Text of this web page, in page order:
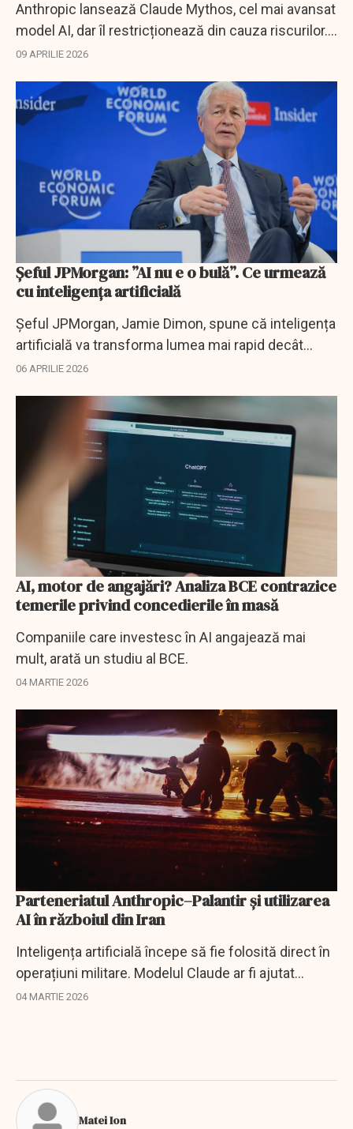
Anthropic lansează Claude Mythos, cel mai avansat
model AI, dar îl restricționează din cauza riscurilor.
Acces doar pentru giganți tech și securitate
09 APRILIE 2026
Șeful JPMorgan: ”AI nu e o bulă”. Ce urmează
cu inteligența artificială
Șeful JPMorgan, Jamie Dimon, spune că inteligența
artificială va transforma lumea mai rapid decât
internetul, dar avertizează asupra riscurilor
06 APRILIE 2026
AI, motor de angajări? Analiza BCE contrazice
temerile privind concedierile în masă
Companiile care investesc în AI angajează mai
mult, arată un studiu al BCE.
04 MARTIE 2026
Parteneriatul Anthropic–Palantir și utilizarea
AI în războiul din Iran
Inteligența artificială începe să fie folosită direct în
operațiuni militare. Modelul Claude ar fi ajutat
armata SUA la identificarea țintelor și simularea
04 MARTIE 2026
Matei Ion